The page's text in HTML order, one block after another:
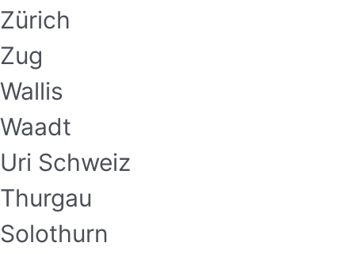
Zürich
Zug
Wallis
Waadt
Uri Schweiz
Thurgau
Solothurn